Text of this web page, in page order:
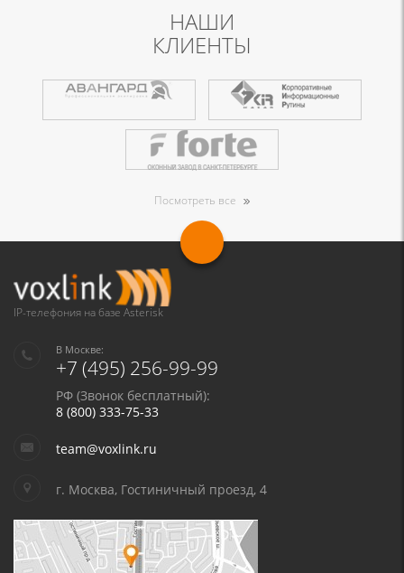
НАШИ
КЛИЕНТЫ
Посмотреть все
IP-телефония на базе Asterisk
В Москве:
+7 (495) 256-99-99
РФ (Звонок бесплатный):
8 (800) 333-75-33
team@voxlink.ru
г. Москва, Гостиничный проезд, 4